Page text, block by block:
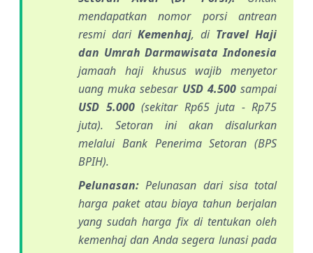
mendapatkan nomor porsi antrean
resmi dari Kemenhaj, di Travel Haji
dan Umrah Darmawisata Indonesia
jamaah haji khusus wajib menyetor
uang muka sebesar USD 4.500sampai
USD 5.000(sekitar Rp65 juta - Rp75
juta). Setoran ini akan disalurkan
melalui Bank Penerima Setoran (BPS
BPIH).
Pelunasan: Pelunasan dari sisa total
harga paket atau biaya tahun berjalan
yang sudah harga fix di tentukan oleh
kemenhaj dan Anda segera lunasi pada